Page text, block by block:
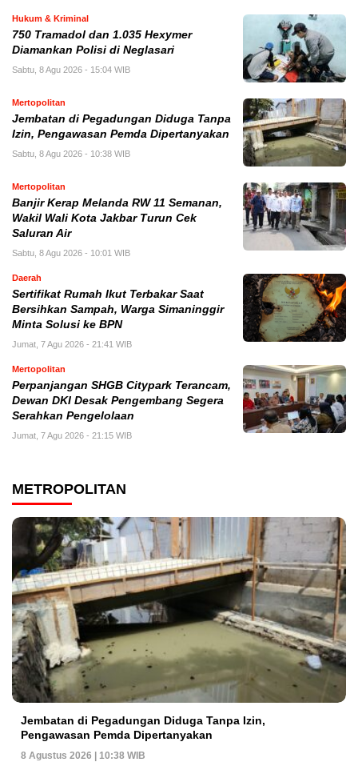
Hukum & Kriminal
750 Tramadol dan 1.035 Hexymer
Diamankan Polisi di Neglasari
Sabtu, 8 Agu 2026 - 15:04 WIB
Mertopolitan
Jembatan di Pegadungan Diduga Tanpa
Izin, Pengawasan Pemda Dipertanyakan
Sabtu, 8 Agu 2026 - 10:38 WIB
Mertopolitan
Banjir Kerap Melanda RW 11 Semanan,
Wakil Wali Kota Jakbar Turun Cek
Saluran Air
Sabtu, 8 Agu 2026 - 10:01 WIB
Daerah
Sertifikat Rumah Ikut Terbakar Saat
Bersihkan Sampah, Warga Simaninggir
Minta Solusi ke BPN
Jumat, 7 Agu 2026 - 21:41 WIB
Mertopolitan
Perpanjangan SHGB Citypark Terancam,
Dewan DKI Desak Pengembang Segera
Serahkan Pengelolaan
Jumat, 7 Agu 2026 - 21:15 WIB
METROPOLITAN
Jembatan di Pegadungan Diduga Tanpa Izin,
Pengawasan Pemda Dipertanyakan
8 Agustus 2026 | 10:38 WIB